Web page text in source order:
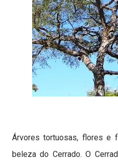
Árvores tortuosas, flores e
beleza do Cerrado. O